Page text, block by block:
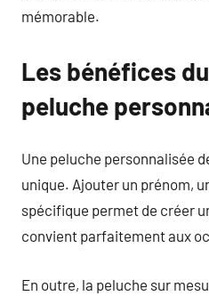
mémorable.
Les bénéfices
peluche
Une peluche personnalisée
unique. Ajouter un prénom,
spécifique permet de créer
convient parfaitement aux
En outre, la peluche sur